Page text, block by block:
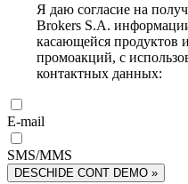
Я даю согласие на
Brokers S.A.
касающейся продуктов
промоакций, с
контактных данных:
E-mail
SMS/MMS
DESCHIDE CONT DEMO »